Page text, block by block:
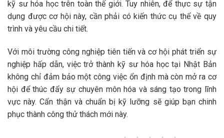
kỹ sư hóa học trên toàn thế giới. Tuy nhiên, để thực sự tận
dụng được cơ hội này, cần phải có kiến thức cụ thể về quy
trình và yêu cầu chi tiết.
Với môi trường công nghiệp tiên tiến và cơ hội phát triển sự
nghiệp hấp dẫn, việc trở thành kỹ sư hóa học tại Nhật Bản
không chỉ đảm bảo một công việc ổn định mà còn mở ra cơ
hội để thúc đẩy sự chuyên môn hóa và sáng tạo trong lĩnh
vực này. Cẩn thận và chuẩn bị kỹ lưỡng sẽ giúp bạn chinh
phục thành công thử thách mới này.